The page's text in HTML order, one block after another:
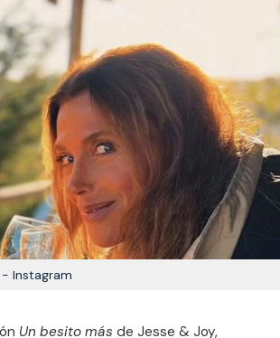
- Instagram
Un besito más de Jesse & Joy,